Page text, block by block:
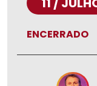
ENCERRADO